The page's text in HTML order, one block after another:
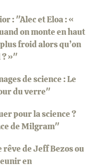
: "Alec et Eloa : «
on monte en haut
froid alors qu’on
? »"
de science : Le
du verre"
pour la science ?
de Milgram"
de Jeff Bezos ou
en